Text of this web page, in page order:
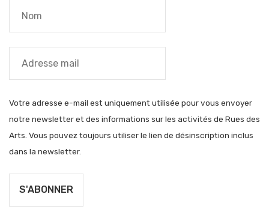
Votre adresse e-mail est uniquement utilisée pour vous envoyer
notre newsletter et des informations sur les activités de Rues des
Arts. Vous pouvez toujours utiliser le lien de désinscription inclus
dans la newsletter.